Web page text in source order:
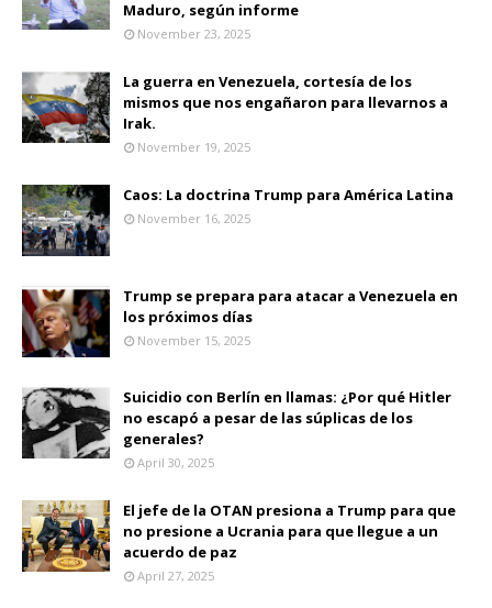
Maduro, según informe
November 23, 2025
La guerra en Venezuela, cortesía de los
mismos que nos engañaron para llevarnos a
Irak.
November 19, 2025
Caos: La doctrina Trump para América Latina
November 16, 2025
Trump se prepara para atacar a Venezuela en
los próximos días
November 15, 2025
Suicidio con Berlín en llamas: ¿Por qué Hitler
no escapó a pesar de las súplicas de los
generales?
April 30, 2025
El jefe de la OTAN presiona a Trump para que
no presione a Ucrania para que llegue a un
acuerdo de paz
April 27, 2025